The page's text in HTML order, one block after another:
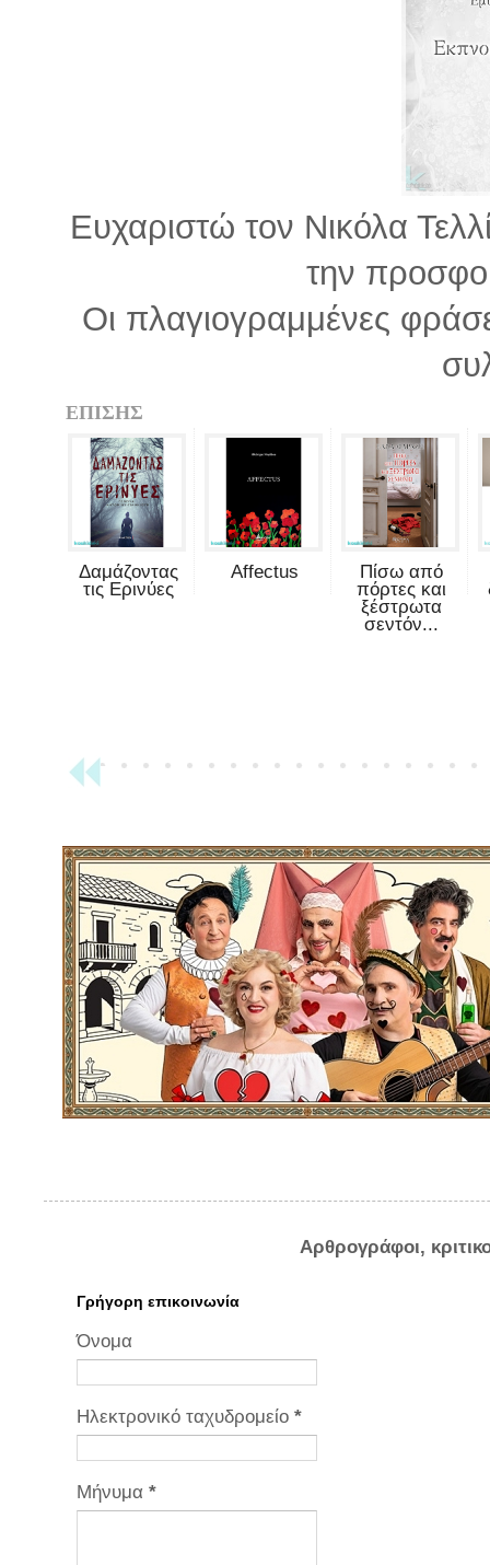
Ευχαριστώ τον Νικόλα
την
Οι πλαγιογραμμένες
ΕΠΙΣΗΣ
Δαμάζοντας
τις Ερινύες
Affectus
Πίσω από
πόρτες και
ξέστρωτα
σεντόν...
Αρθρογράφοι,
Γρήγορη επικοινωνία
Όνομα
Ηλεκτρονικό ταχυδρομείο *
Μήνυμα *